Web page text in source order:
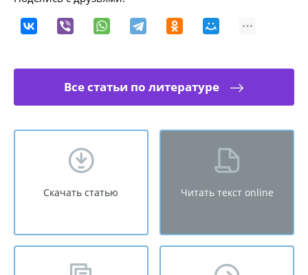
Все статьи по литературе
Скачать статью Читать текст online